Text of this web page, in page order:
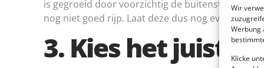
Wir
Werbung
Klicke
is gegroeid door voorzichtig de buitenste
nog niet goed rijp. Laat deze dus nog even
3. Kies het juiste